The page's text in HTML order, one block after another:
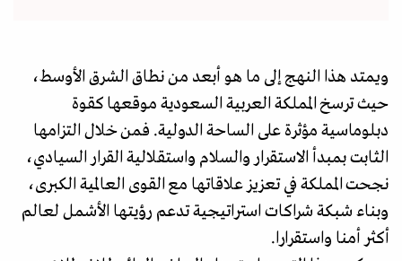
ويمتد هذا النهج إلى ما هو أبعد من نطاق الشرق الأوسط،
حيث ترسخ المملكة العربية السعودية موقعها كقوة
دبلوماسية مؤثرة على الساحة الدولية. فمن خلال التزامها
الثابت بمبدأ الاستقرار والسلام واستقلالية القرار السيادي،
نجحت المملكة في تعزيز علاقاتها مع القوى العالمية الكبرى،
وبناء شبكة شراكات استراتيجية تدعم رؤيتها الأشمل لعالم
أكثر أمنا واستقرارا.